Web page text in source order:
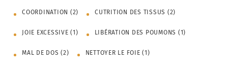
COORDINATION (2) CUTRITION DES TISSUS (2)
JOIE EXCESSIVE (1) LIBÉRATION DES POUMONS (1)
MAL DE DOS (2) NETTOYER LE FOIE (1)